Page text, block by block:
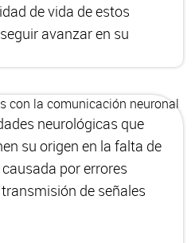
de vida de estos
avanzar en su
con la comunicación neuronal
neurológicas que
su origen en la falta de
por errores
de señales